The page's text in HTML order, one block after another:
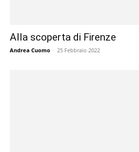
Alla scoperta di Firenze
Andrea Cuomo - 25 Febbraio 2022